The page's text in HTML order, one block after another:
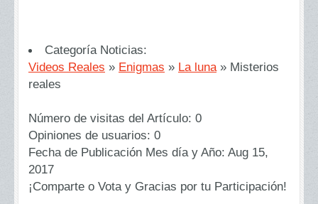
Categoría Noticias:
Videos Reales » Enigmas » La luna » Misterios
reales
Número de visitas del Artículo: 0
Opiniones de usuarios: 0
Fecha de Publicación Mes día y Año: Aug 15,
2017
¡Comparte o Vota y Gracias por tu Participación!